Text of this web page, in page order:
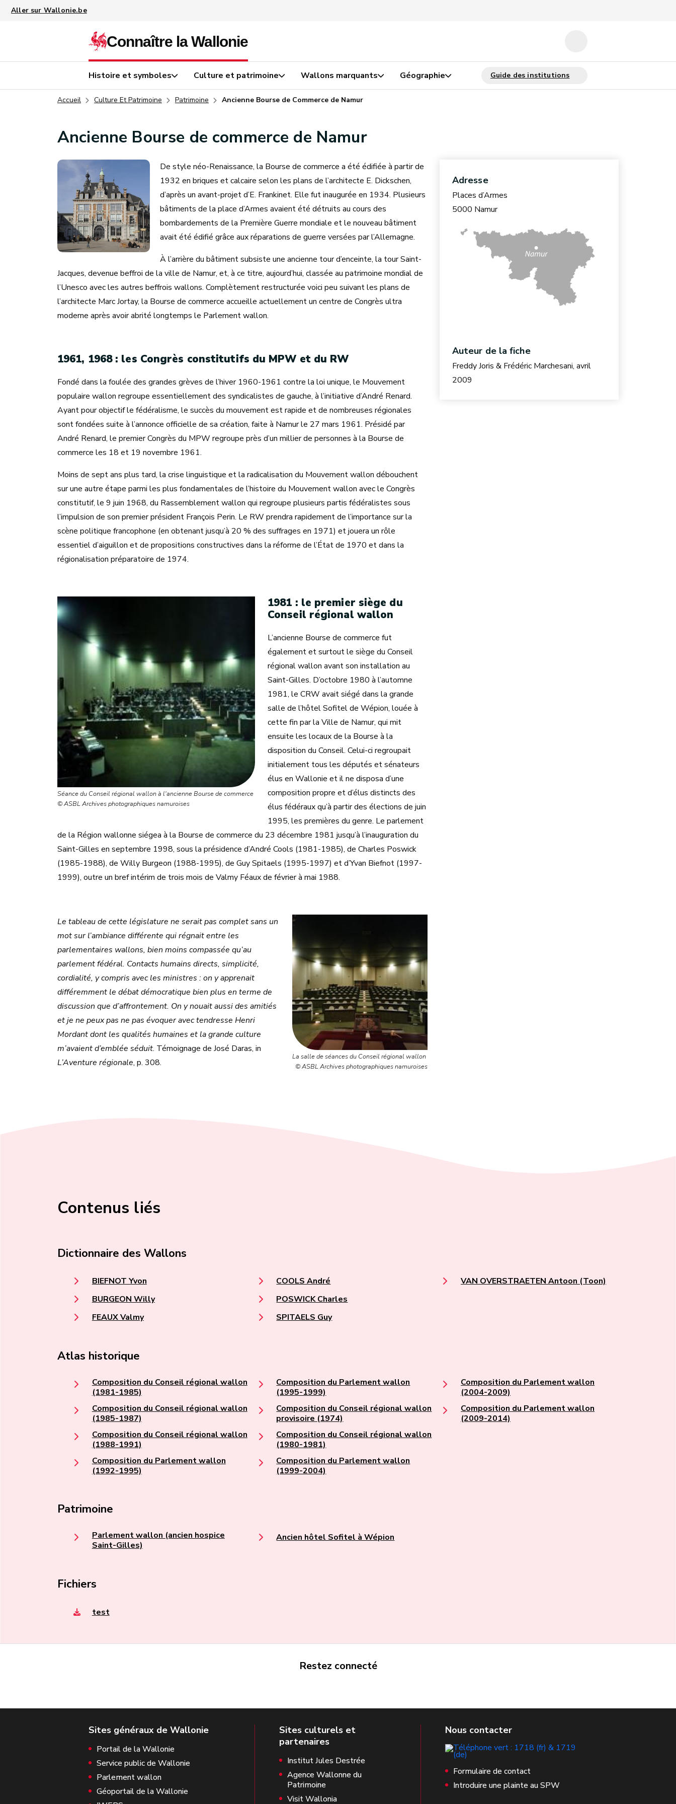
Histoire et symboles Culture et patrimoine Wallons marquants Géographie
Accueil Culture Et Patrimoine Patrimoine Ancienne Bourse de Commerce de Namur
Ancienne Bourse de commerce de Namur
De style néo-Renaissance, la Bourse de commerce a été édifiée à partir de
1932 en briques et calcaire selon les plans de l’architecte E. Dickschen,
d’après un avant-projet d’E. Frankinet. Elle fut inaugurée en 1934. Plusieurs
bâtiments de la place d’Armes avaient été détruits au cours des
bombardements de la Première Guerre mondiale et le nouveau bâtiment
avait été édifié grâce aux réparations de guerre versées par l’Allemagne.
À l’arrière du bâtiment subsiste une ancienne tour d’enceinte, la tour Saint-
Jacques, devenue beffroi de la ville de Namur, et, à ce titre, aujourd’hui, classée au patrimoine mondial de
l’Unesco avec les autres beffrois wallons. Complètement restructurée voici peu suivant les plans de
l’architecte Marc Jortay, la Bourse de commerce accueille actuellement un centre de Congrès ultra
moderne après avoir abrité longtemps le Parlement wallon.
1961, 1968 : les Congrès constitutifs du MPW et du RW
Fondé dans la foulée des grandes grèves de l’hiver 1960-1961 contre la loi unique, le Mouvement
populaire wallon regroupe essentiellement des syndicalistes de gauche, à l’initiative d’André Renard.
Ayant pour objectif le fédéralisme, le succès du mouvement est rapide et de nombreuses régionales
sont fondées suite à l’annonce officielle de sa création, faite à Namur le 27 mars 1961. Présidé par
André Renard, le premier Congrès du MPW regroupe près d’un millier de personnes à la Bourse de
commerce les 18 et 19 novembre 1961.
Moins de sept ans plus tard, la crise linguistique et la radicalisation du Mouvement wallon débouchent
sur une autre étape parmi les plus fondamentales de l’histoire du Mouvement wallon avec le Congrès
constitutif, le 9 juin 1968, du Rassemblement wallon qui regroupe plusieurs partis fédéralistes sous
l’impulsion de son premier président François Perin. Le RW prendra rapidement de l’importance sur la
scène politique francophone (en obtenant jusqu’à 20 % des suffrages en 1971) et jouera un rôle
essentiel d’aiguillon et de propositions constructives dans la réforme de l’État de 1970 et dans la
régionalisation préparatoire de 1974.
Séance du Conseil régional wallon à l'ancienne Bourse de commerce
© ASBL Archives photographiques namuroises
1981 : le premier siège du
Conseil régional wallon
L’ancienne Bourse de commerce fut
également et surtout le siège du Conseil
régional wallon avant son installation au
Saint-Gilles. D’octobre 1980 à l’automne
1981, le CRW avait siégé dans la grande
salle de l’hôtel Sofitel de Wépion, louée à
cette fin par la Ville de Namur, qui mit
ensuite les locaux de la Bourse à la
disposition du Conseil. Celui-ci regroupait
initialement tous les députés et sénateurs
élus en Wallonie et il ne disposa d’une
composition propre et d’élus distincts des
élus fédéraux qu’à partir des élections de juin
1995, les premières du genre. Le parlement
de la Région wallonne siégea à la Bourse de commerce du 23 décembre 1981 jusqu’à l’inauguration du
Saint-Gilles en septembre 1998, sous la présidence d’André Cools (1981-1985), de Charles Poswick
(1985-1988), de Willy Burgeon (1988-1995), de Guy Spitaels (1995-1997) et d’Yvan Biefnot (1997-
1999), outre un bref intérim de trois mois de Valmy Féaux de février à mai 1988.
La salle de séances du Conseil régional wallon
© ASBL Archives photographiques namuroises
Le tableau de cette législature ne serait pas complet sans un
mot sur l’ambiance différente qui régnait entre les
parlementaires wallons, bien moins compassée qu’au
parlement fédéral. Contacts humains directs, simplicité,
cordialité, y compris avec les ministres : on y apprenait
différemment le débat démocratique bien plus en terme de
discussion que d’affrontement. On y nouait aussi des amitiés
et je ne peux pas ne pas évoquer avec tendresse Henri
Mordant dont les qualités humaines et la grande culture
m’avaient d’emblée séduit. Témoignage de José Daras, in
L’Aventure régionale, p. 308.
Adresse
Places d’Armes
5000 Namur
Auteur de la fiche
Freddy Joris & Frédéric Marchesani, avril
2009
Contenus liés
Dictionnaire des Wallons
BIEFNOT Yvon
BURGEON Willy
FEAUX Valmy
COOLS André
POSWICK Charles
SPITAELS Guy
VAN OVERSTRAETEN Antoon (Toon)
Atlas historique
Composition du Conseil régional wallon
(1981-1985)
Composition du Conseil régional wallon
(1985-1987)
Composition du Conseil régional wallon
(1988-1991)
Composition du Parlement wallon
(1992-1995)
Composition du Parlement wallon
(1995-1999)
Composition du Conseil régional wallon
provisoire (1974)
Composition du Conseil régional wallon
(1980-1981)
Composition du Parlement wallon
(1999-2004)
Composition du Parlement wallon
(2004-2009)
Composition du Parlement wallon
(2009-2014)
Patrimoine
Parlement wallon (ancien hospice
Saint-Gilles)
Ancien hôtel Sofitel à Wépion
Fichiers
test
Restez connecté
Portail de la Wallonie
Service public de Wallonie
Parlement wallon
Géoportail de la Wallonie
Institut Jules Destrée
Agence Wallonne du
Patrimoine
Visit Wallonia
Formulaire de contact
Introduire une plainte au SPW